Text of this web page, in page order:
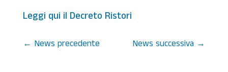
Leggi qui il Decreto Ristori
← News precedente News successiva →